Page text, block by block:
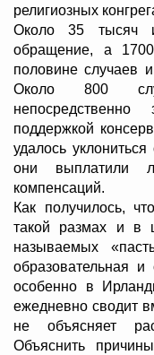
религиозных
Около 35 тысяч
обращение, а
половине случаев
Около 800
поддержкой
удалось
они выплатили
компенсаций.
Как получилось,
такой размах и в
называемых
образовательная и
особенно в
ежедневно сводит
не объясняет
Объяснить